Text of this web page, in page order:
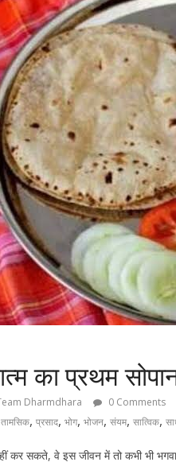
का प्रथम
Dharmdhara 0 Comments
तामसिक, प्रसाद, भोग, भोजन, संयम, सात्विक,
कर सकते, वे इस जीवन में तो कभी भी